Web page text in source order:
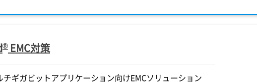
® EMC対策
チギガビットアプリケーション向けEMCソリューション